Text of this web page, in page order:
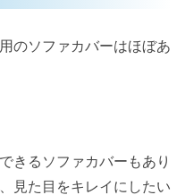
のソファカバーはほぼあ
きるソファカバーもあり
見た目をキレイにしたい